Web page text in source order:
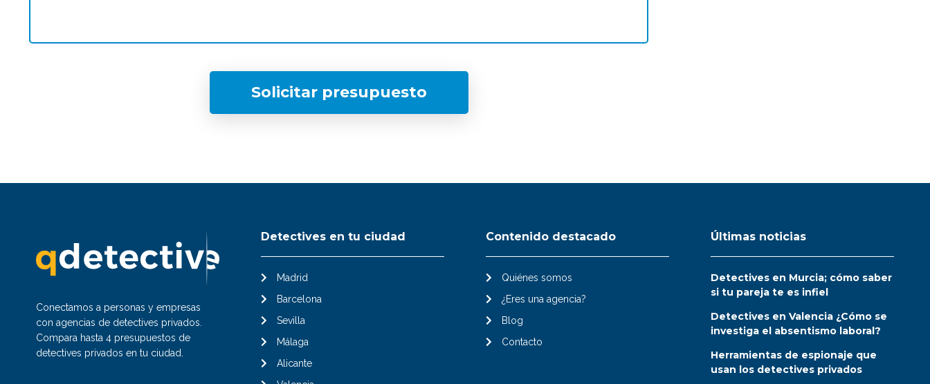
Solicitar presupuesto
Conectamos a personas y empresas
con agencias de detectives privados.
Compara hasta 4 presupuestos de
detectives privados en tu ciudad.
Detectives en tu ciudad
Madrid
Barcelona
Sevilla
Málaga
Alicante
Contenido destacado
Quiénes somos
¿Eres una agencia?
Blog
Contacto
Últimas noticias
Detectives en Murcia; cómo saber
si tu pareja te es infiel
Detectives en Valencia ¿Cómo se
investiga el absentismo laboral?
Herramientas de espionaje que
usan los detectives privados